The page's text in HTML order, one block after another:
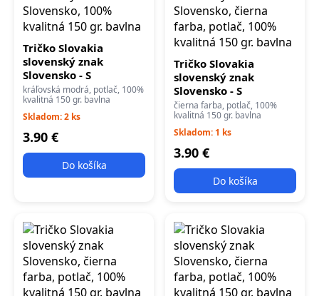
Tričko Slovakia
slovenský znak
Slovensko - S
kráľovská modrá, potlač, 100%
kvalitná 150 gr. bavlna
Skladom: 2 ks
3.90 €
Do košíka
Tričko Slovakia
slovenský znak
Slovensko - S
čierna farba, potlač, 100%
kvalitná 150 gr. bavlna
Skladom: 1 ks
3.90 €
Do košíka